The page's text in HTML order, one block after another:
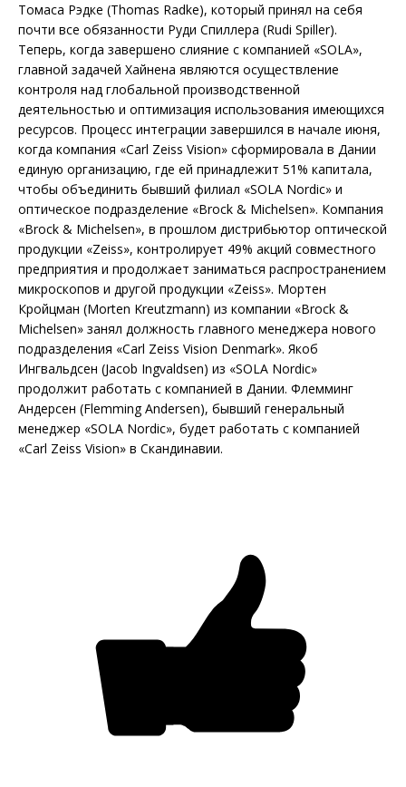
Томаса Рэдке (Thomas Radke), который принял на себя
почти все обязанности Руди Спиллера (Rudi Spiller).
Теперь, когда завершено слияние с компанией «SOLA»,
главной задачей Хайнена являются осуществление
контроля над глобальной производственной
деятельностью и оптимизация использования имеющихся
ресурсов. Процесс интеграции завершился в начале июня,
когда компания «Carl Zeiss Vision» сформировала в Дании
единую организацию, где ей принадлежит 51% капитала,
чтобы объединить бывший филиал «SOLA Nordic» и
оптическое подразделение «Brock & Michelsen». Компания
«Brock & Michelsen», в прошлом дистрибьютор оптической
продукции «Zeiss», контролирует 49% акций совместного
предприятия и продолжает заниматься распространением
микроскопов и другой продукции «Zeiss». Мортен
Кройцман (Morten Kreutzmann) из компании «Brock &
Michelsen» занял должность главного менеджера нового
подразделения «Carl Zeiss Vision Denmark». Якоб
Ингвальдсен (Jacob Ingvaldsen) из «SOLA Nordic»
продолжит работать с компанией в Дании. Флемминг
Андерсен (Flemming Andersen), бывший генеральный
менеджер «SOLA Nordic», будет работать с компанией
«Carl Zeiss Vision» в Скандинавии.